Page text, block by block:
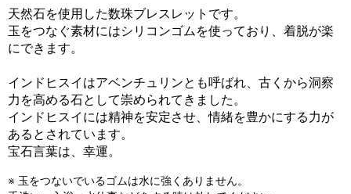
天然石を使用した数珠ブレスレットです。
玉をつなぐ素材にはシリコンゴムを使っており、着脱が楽
にできます。
インドヒスイはアベンチュリンとも呼ばれ、古くから洞察
力を高める石として崇められてきました。
インドヒスイには精神を安定させ、情緒を豊かにする力が
あるとされています。
宝石言葉は、幸運。
※ 玉をつないでいるゴムは水に強くありません。